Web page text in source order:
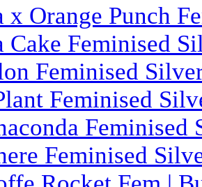
x Orange Punch
Cake Feminised
Feminised
Feminised
Feminised
Feminised